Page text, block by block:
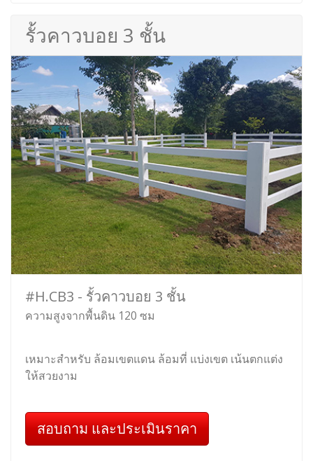
รั้วคาวบอย 3 ชั้น
#H.CB3 - รั้วคาวบอย 3 ชั้น
ความสูงจากพื้นดิน 120 ซม
เหมาะสำหรับ ล้อมเขตแดน ล้อมที่ แบ่งเขต เน้นตกแต่ง
ให้สวยงาม
สอบถาม และประเมินราคา